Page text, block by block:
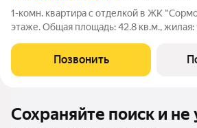
1-комн. квартира с отделкой в ЖК
этаже. Общая площадь: 42.8 кв.м., жилая:
одну сторону. В квартире один балкон,
санузел. Высота
Позвонить
Сохраняйте поиск и не